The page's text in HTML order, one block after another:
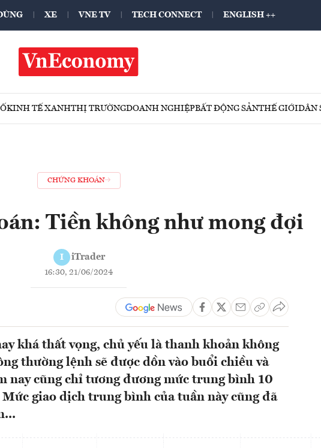
XE VNE TV TECH CONNECT ENGLISH ++
KINH TẾ XANHTHỊ TRƯỜNGDOANH NGHIỆPBẤT ĐỘNG SẢNTHẾ GIỚIDÂN
CHỨNG KHOÁN
Tiền không như mong đợi
I iTrader
16:30, 21/06/2024
khá thất vọng, chủ yếu là thanh khoản không
thường lệnh sẽ được dồn vào buổi chiều và
nay cũng chỉ tương đương mức trung bình 10
giao dịch trung bình của tuần này cũng đã